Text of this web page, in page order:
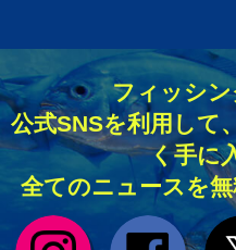
フィッシ
公式SNSを利用して
く手に
全てのニュースを